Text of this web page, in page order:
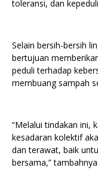
toleransi, dan
Selain bersih-bersih
bertujuan
peduli terhadap
membuang sampah
“Melalui tindakan ini,
kesadaran kolektif
dan terawat, baik
bersama,” tambahnya.